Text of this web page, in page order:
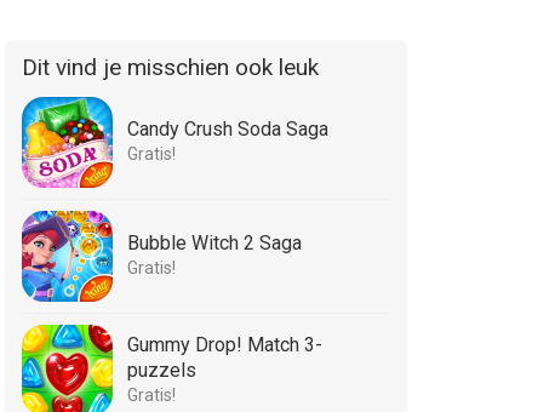
Dit vind je misschien ook leuk
Candy Crush Soda Saga
Gratis!
Bubble Witch 2 Saga
Gratis!
Gummy Drop! Match 3-
puzzels
Gratis!